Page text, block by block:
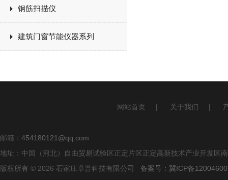
钢筋扫描仪
建筑门窗节能仪器系列
网站首页 | 关于我们 |
邮箱： 454180121@qq.com
地址：中国（河北）自由贸易试验区正定片区正定高新技术产业开发区
版权所有 © 2026 石家庄卓普科技有限公司 备案号：冀ICP备